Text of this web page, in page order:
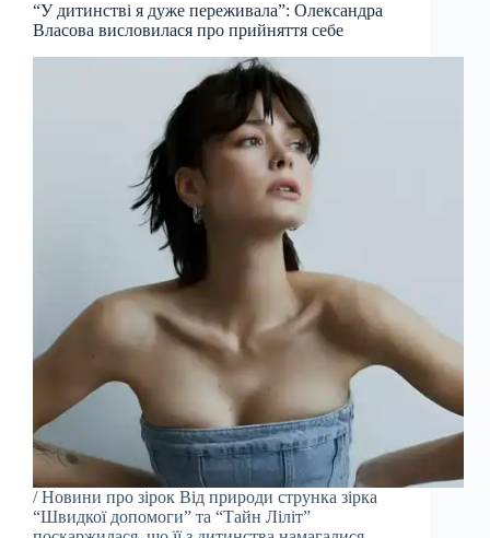
“У дитинстві я дуже переживала”: Олександра
Власова висловилася про прийняття себе
/ Новини про зірок Від природи струнка зірка
“Швидкої допомоги” та “Тайн Ліліт”